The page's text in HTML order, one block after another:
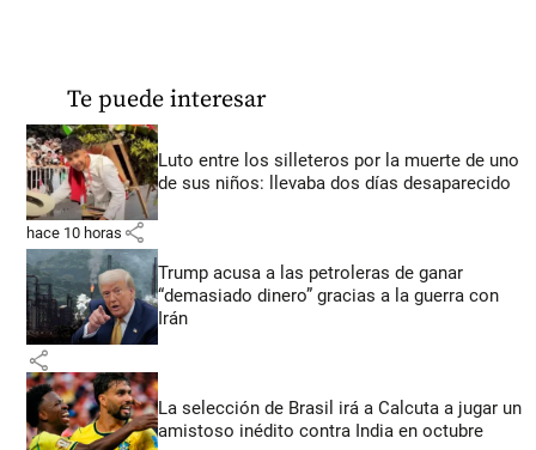
Te puede interesar
Luto entre los silleteros por la muerte de uno
de sus niños: llevaba dos días desaparecido
hace 10 horas share
Trump acusa a las petroleras de ganar
“demasiado dinero” gracias a la guerra con
Irán
share
La selección de Brasil irá a Calcuta a jugar un
amistoso inédito contra India en octubre